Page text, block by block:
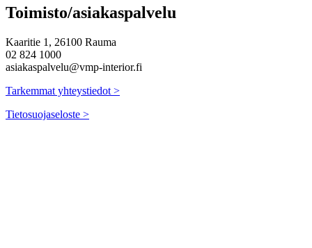
Toimisto/asiakaspalvelu
Kaaritie 1, 26100 Rauma
02 824 1000
asiakaspalvelu@vmp-interior.fi
Tarkemmat yhteystiedot >
Tietosuojaseloste >